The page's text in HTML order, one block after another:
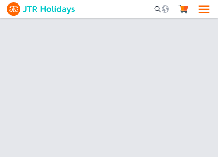
Mobile Search